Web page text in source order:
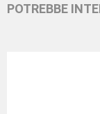
POTREBBE